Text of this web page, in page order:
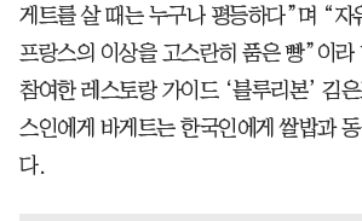
게트를 살 때는 누구나 평등하다”며 “자
프랑스의 이상을 고스란히 품은 빵”이
참여한 레스토랑 가이드 ‘블루리본’ 김
스인에게 바게트는 한국인에게 쌀밥과
다.